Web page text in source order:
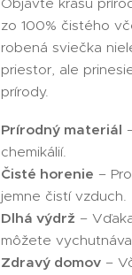
zo 100% čistého
robená sviečka
priestor, ale
prírody.
Prírodný materiál
chemikálií.
Čisté horenie –
jemne čistí vzduch.
Dlhá výdrž –
môžete
Zdravý domov –